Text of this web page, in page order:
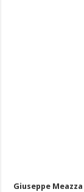
Giuseppe Meazza